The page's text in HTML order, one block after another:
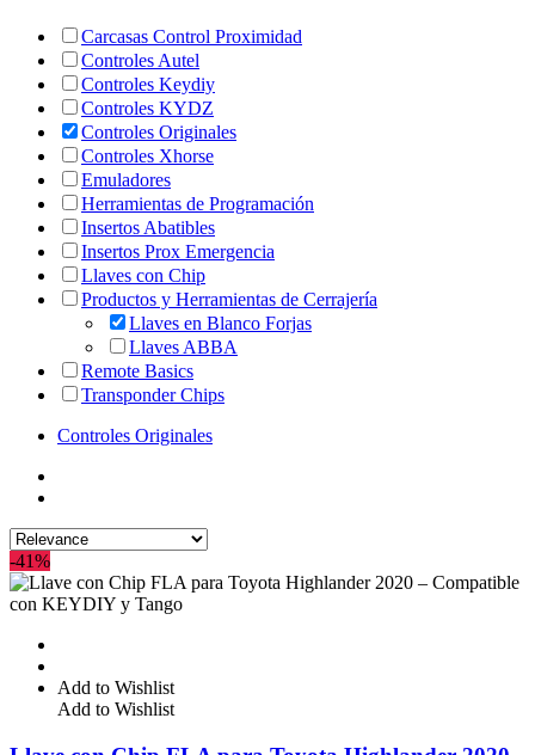
Carcasas Control Proximidad
Controles Autel
Controles Keydiy
Controles KYDZ
Controles Originales
Controles Xhorse
Emuladores
Herramientas de Programación
Insertos Abatibles
Insertos Prox Emergencia
Llaves con Chip
Productos y Herramientas de Cerrajería
Llaves en Blanco Forjas
Llaves ABBA
Remote Basics
Transponder Chips
Controles Originales
-41%
Add to Wishlist
Add to Wishlist